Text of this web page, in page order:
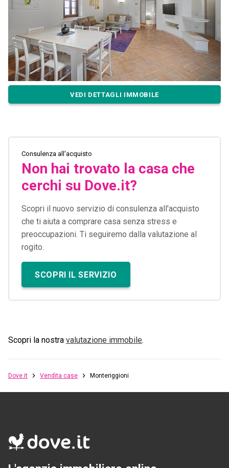
VEDI DETTAGLI IMMOBILE
Consulenza all'acquisto
Non hai trovato la casa che
cerchi su Dove.it?
Scopri il nuovo servizio di consulenza all'acquisto
che ti aiuta a comprare casa senza stress e
preoccupazioni. Ti seguiremo dalla valutazione al
rogito.
SCOPRI IL SERVIZIO
Scopri la nostra valutazione immobile.
Dove.it Vendita case Monteriggioni